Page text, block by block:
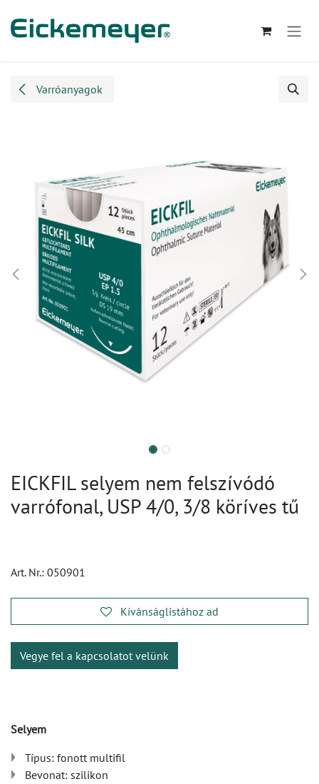
Varróanyagok
EICKFIL selyem nem felszívódó
varrófonal, USP 4/0, 3/8 köríves tű
Art. Nr.: 050901
Kívánságlistához ad
Vegye fel a kapcsolatot velünk
Selyem
Típus: fonott multifil
Bevonat: szilikon